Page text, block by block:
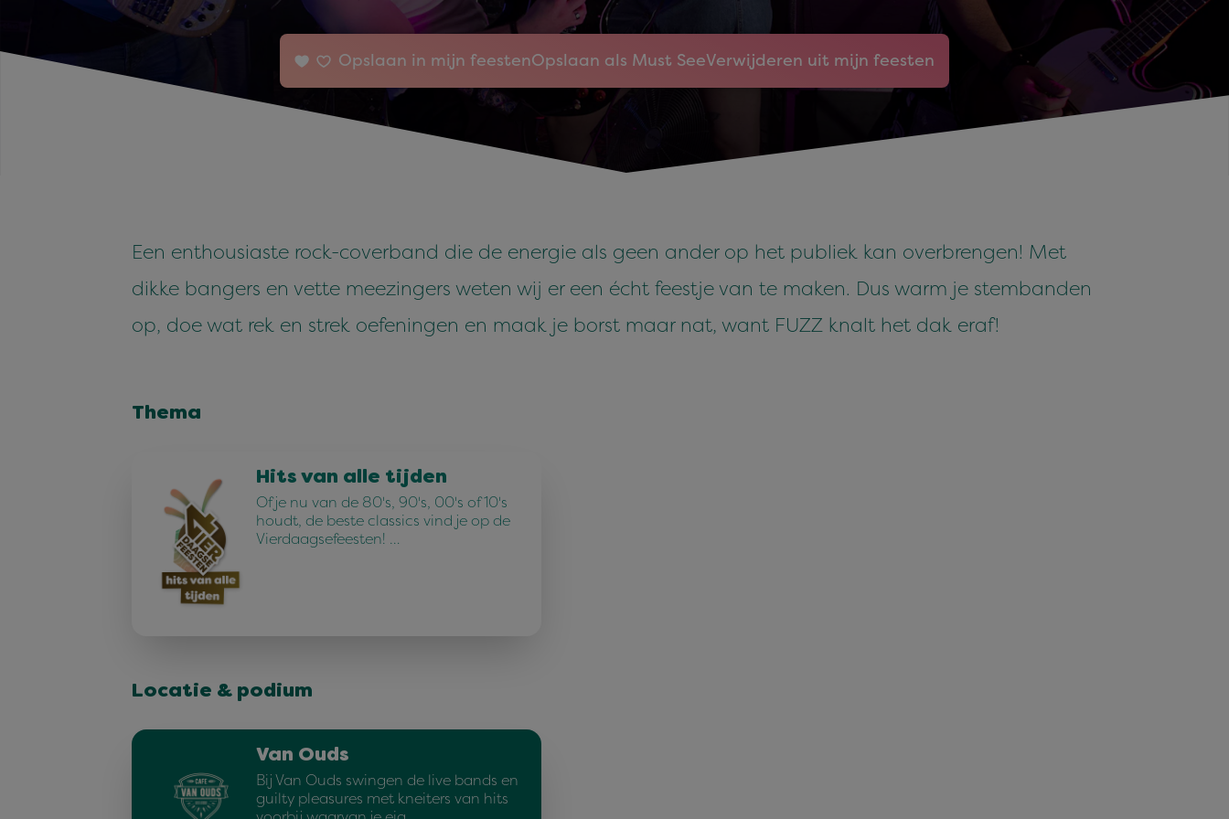
Opslaan in mijn feestenOpslaan als Must SeeVerwijderen uit mijn feesten
Een enthousiaste rock-coverband die de energie als geen ander op het publiek kan overbrengen! Met
dikke bangers en vette meezingers weten wij er een écht feestje van te maken. Dus warm je stembanden
op, doe wat rek en strek oefeningen en maak je borst maar nat, want FUZZ knalt het dak eraf!
Thema
Hits van alle tijden
Of je nu van de 80's, 90's, 00's of 10's
houdt, de beste classics vind je op de
Vierdaagsefeesten! …
Locatie & podium
Van Ouds
Bij Van Ouds swingen de live bands en
guilty pleasures met kneiters van hits